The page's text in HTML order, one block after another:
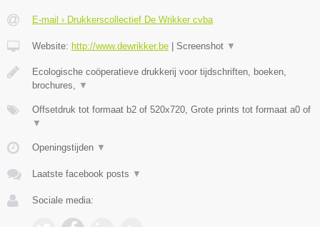
E-mail › Drukkerscollectief De Wrikker cvba
Website: http://www.dewrikker.be Screenshot ▼
Ecologische coöperatieve drukkerij voor tijdschriften, boeken,
brochures, ▼
Offsetdruk tot formaat b2 of 520x720, Grote prints tot formaat a0 of
▼
Openingstijden ▼
Laatste facebook posts ▼
Sociale media: